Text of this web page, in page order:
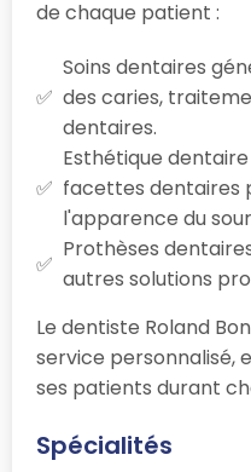
de chaque patient :
Soins dentaires
des caries,
dentaires.
Esthétique
facettes dentaires
l'apparence du
Prothèses
autres solutions
Le dentiste Roland
service personnalisé,
ses patients durant
Spécialités